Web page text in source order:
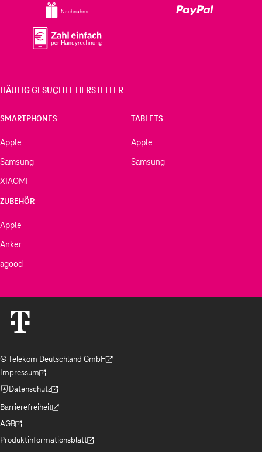
Nachnahme
HÄUFIG GESUCHTE HERSTELLER
SMARTPHONES
Apple
Samsung
XIAOMI
TABLETS
Apple
Samsung
ZUBEHÖR
Apple
Anker
agood
© Telekom Deutschland GmbH
(Der Link wird in einem neuen Tab geöffnet)
Impressum
(Der Link wird in einem neuen Tab geöffnet)
Datenschutz
(Der Link wird in einem neuen Tab geöffnet)
Barrierefreiheit
(Der Link wird in einem neuen Tab geöffnet)
AGB
(Der Link wird in einem neuen Tab geöffnet)
Produktinformationsblatt
(Der Link wird in einem neuen Tab geöffnet)